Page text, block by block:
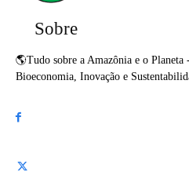
Sobre
🌎Tudo sobre a Amazônia e o Planeta
Bioeconomia, Inovação e